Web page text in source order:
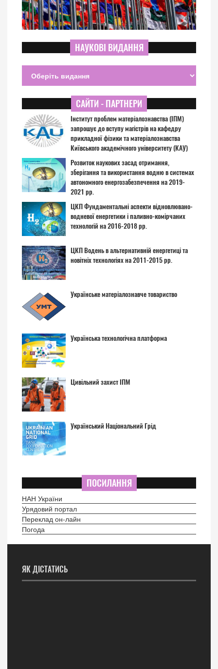
НАУКОВІ ВИДАННЯ
САЙТИ - ПАРТНЕРИ
Інститут проблем матеріалознавства (ІПМ)
запрошує до вступу магістрів на кафедру
прикладної фізики та матеріалознавства
Київського академічного університету (КАУ)
Розвиток наукових засад отримання,
зберігання та використання водню в системах
автономного енергозабезпечення на 2019-
2021 рр.
ЦКП Фундаментальні аспекти відновлювано-
водневої енергетики і паливно-комірчаних
технологій на 2016-2018 рр.
ЦКП Водень в альтернативній енергетиці та
новітніх технологіях на 2011-2015 рр.
Українське матеріалознавче товариство
Українська технологічна платформа
Цивільний захист ІПМ
Український Національний Грід
ПОСИЛАННЯ
НАН України
Урядовий портал
Переклад он-лайн
Погода
ЯК ДІСТАТИСЬ